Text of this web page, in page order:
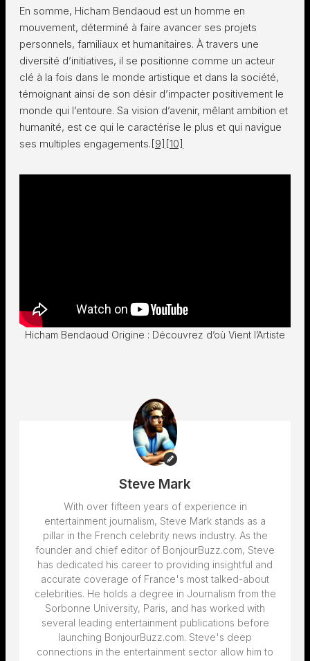
En somme, Hicham Bendaoud est un homme en
mouvement, déterminé à faire avancer ses projets
personnels, familiaux et humanitaires. À travers une
diversité d’initiatives, il se positionne comme un acteur
clé à la fois dans le monde artistique et dans la société,
témoignant ainsi de son désir d’impacter positivement le
monde qui l’entoure. Sa vision d’avenir, mêlant ambition et
humanité, est ce qui le caractérise le plus et qui navigue
ses multiples engagements.[9] [10]
Hicham Bendaoud Origine : Découvrez d’où Vient l’Artiste
Steve Mark
With over fifteen years of experience in
entertainment journalism, Steve Mark stands as a
pillar in the French celebrity news industry. As the
founder and chief editor of BonjourBuzz.com, Steve
has dedicated his career to providing insightful and
accurate coverage of France's most talked-about
celebrities. He holds a degree in Journalism from the
Sorbonne University, Paris, and has worked with
several leading entertainment publications before
launching BonjourBuzz.com. Steve's deep
connections in the entertainment sector allow him to